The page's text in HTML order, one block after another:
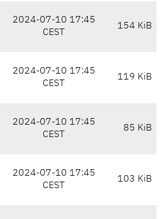
2024-07-10 17:45
CEST
154 KiB
2024-07-10 17:45
CEST
119 KiB
2024-07-10 17:45
CEST
85 KiB
2024-07-10 17:45
CEST
103 KiB